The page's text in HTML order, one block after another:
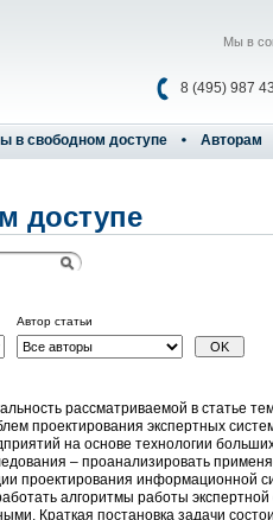
8 (495) 987
Мы в
в свободном доступе Авторам
доступе
Автор статьи
рассматриваемой в статье
проектирования экспертных
на основе технологии
– проанализировать
проектирования информационной
алгоритмы работы
Краткая постановка задачи